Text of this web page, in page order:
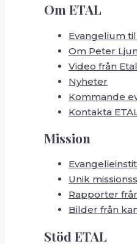
Om ETAL
Evangelium
Om Peter
Video från Etal
Nyheter
Kommande
Kontakta
Mission
Unik
Rapporter
Bilder från
Stöd ETAL